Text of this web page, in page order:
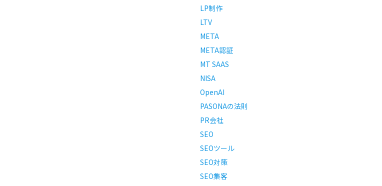
LP制作
LTV
META
META認証
MT SAAS
NISA
OpenAI
PASONAの法則
PR会社
SEO
SEOツール
SEO対策
SEO集客